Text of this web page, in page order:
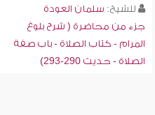
للشيخ: سلمان العودة
جزء من محاضرة ( شرح بلوغ
المرام - كتاب الصلاة - باب صفة
الصلاة - حديث 290-293)